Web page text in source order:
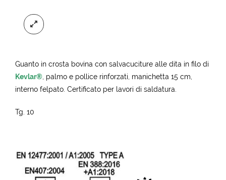
Guanto in crosta bovina con salvacuciture alle dita in filo di
Kevlar® , palmo e pollice rinforzati, manichetta 15 cm,
interno felpato. Certificato per lavori di saldatura.
Tg. 10